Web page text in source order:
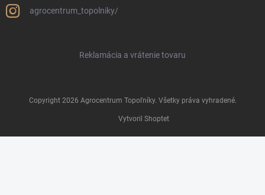
agrocentrum_topolniky/
Reklamácia a vrátenie tovaru
Vytvoril Shoptet
Copyright 2026 Agrocentrum Topoľníky. Všetky práva vyhradené.